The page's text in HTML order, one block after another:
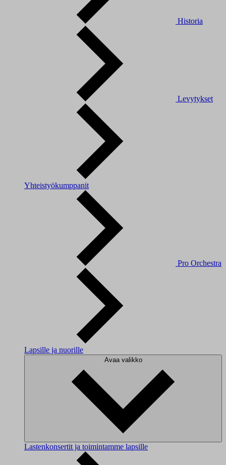
Historia
Levytykset
Yhteistyökumppanit
Pro Orchestra
Lapsille ja nuorille
Avaa valikko
Lastenkonsertit ja toimintamme lapsille